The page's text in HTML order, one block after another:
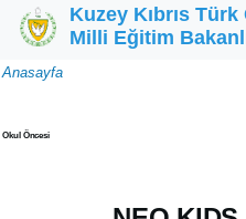
Ana içeriğe atla
Kuzey Kıbrıs
Milli Eğitim
Sayfa
Anasayfa
Okul Öncesi